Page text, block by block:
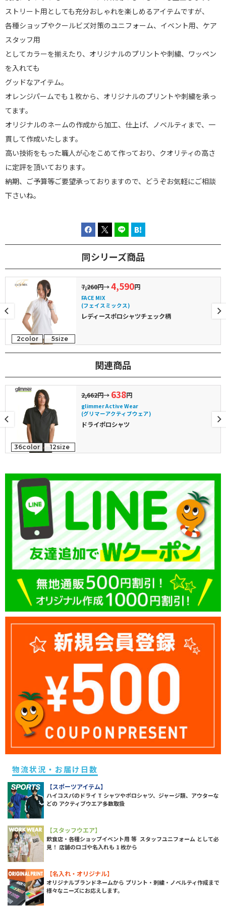
ストリート用としても充分おしゃれを楽しめるアイテムですが、
各種ショップやクールビズ対策のユニフォーム、イベント用、ケア
スタッフ用
としてカラーを揃えたり、オリジナルのプリントや刺繍、ワッペン
を入れても
グッドなアイテム。
オレンジパームでも１枚から、オリジナルのプリントや刺繍を承っ
てます。
オリジナルのネームの作成から加工、仕上げ、ノベルティまで、一
貫して作成いたします。
高い技術をもった職人が心をこめて作っており、クオリティの高さ
に定評を頂いております。
納期、ご予算等ご要望承っておりますので、どうぞお気軽にご相談
下さいね。
同シリーズ商品
2color 5size
7,260円→4,590円
FACE MIX
(フェイスミックス)
レディースポロシャツチェック柄
関連商品
36color 12size
2,662円→ 638円
glimmer Active Wear
(グリマーアクティブウェア)
ドライポロシャツ
物流状況・お届け日数
【スポーツアイテム】
ハイコスパのドライ T シャツやポロシャツ、ジャージ類、アウターな
どの アクティブウエア多数取扱
【スタッフウエア】
飲食店・各種ショップイベント用 等 スタッフユニフォーム として必
見！ 店舗のロゴや名入れも 1 枚から
【名入れ・オリジナル】
オリジナルブランドネームから プリント・刺繍・ノベルティ作成まで
様々なニーズにお応えします。